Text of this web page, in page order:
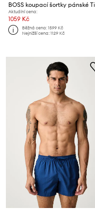
BOSS koupací šortky pánské
Aktuální cena:
1059 Kč
Běžná cena:1599 Kč
Nejnižší cena:1129 Kč